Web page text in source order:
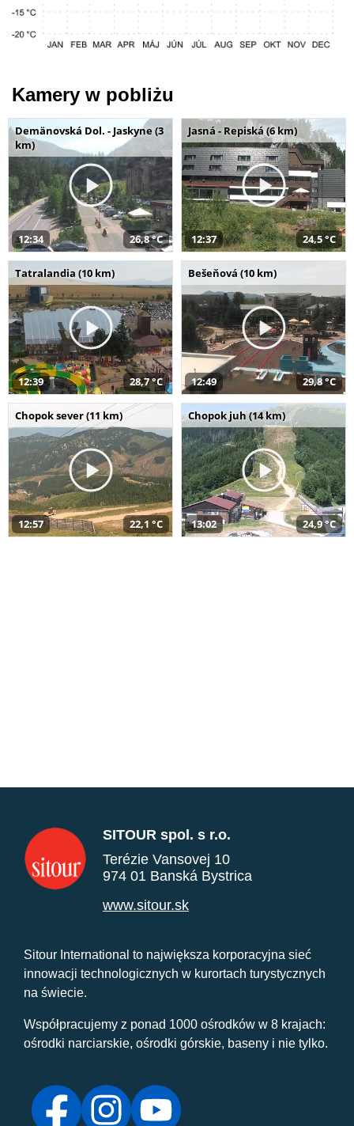
Kamery w pobliżu
Demänovská Dol. - Jaskyne (3
km)
12:34 26,8 °C
Jasná - Repiská (6 km)
12:37 24,5 °C
Tatralandia (10 km)
12:39 28,7 °C
Bešeňová (10 km)
12:49 29,8 °C
Chopok sever (11 km)
12:57 22,1 °C
Chopok juh (14 km)
13:02 24,9 °C
SITOUR spol. s r.o.
Terézie Vansovej 10
974 01 Banská Bystrica
www.sitour.sk
Sitour International to największa korporacyjna sieć
innowacji technologicznych w kurortach turystycznych
na świecie.
Współpracujemy z ponad 1000 ośrodków w 8 krajach:
ośrodki narciarskie, ośrodki górskie, baseny i nie tylko.